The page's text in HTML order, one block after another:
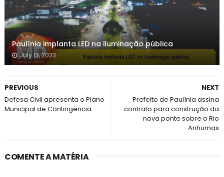
Paulínia implanta LED na iluminação pública
July 13, 2023
NEXT
Prefeito de Paulínia assina
contrato para construção da
nova ponte sobre o Rio
Anhumas
PREVIOUS
Defesa Civil apresenta o Plano
Municipal de Contingência
COMENTE A MATÉRIA